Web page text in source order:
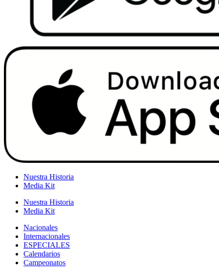
Nuestra Historia
Media Kit
Nuestra Historia
Media Kit
Nacionales
Internacionales
ESPECIALES
Calendarios
Campeonatos